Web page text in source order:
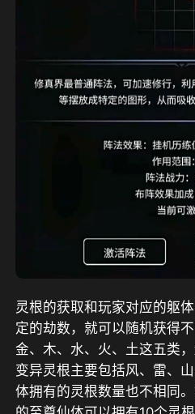
灵根的获取和玩家对应的躯
定的劫数，就可以随机获得
金、木、水、火、土这五类
变异灵根主要包括风、雷、
体拥有的灵根数量也不相同